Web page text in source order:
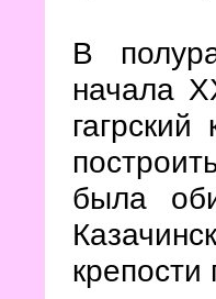
В
начала
была
крепости